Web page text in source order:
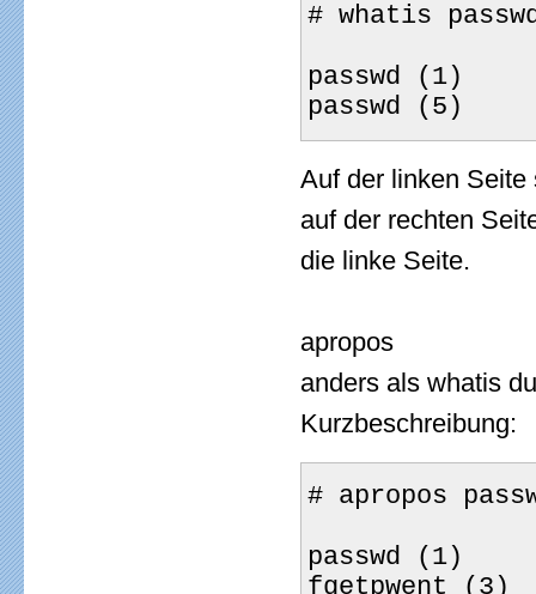
# whatis
passwd (1)
passwd (5)
Auf der linken Seite
auf der rechten
die linke Seite.
apropos
anders als whatis
Kurzbeschreibung:
# apropos
passwd (1)
fgetpwent